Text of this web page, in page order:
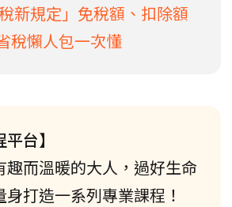
稅新規定」免稅額、扣除額
稅懶人包一次懂
台】
趣而溫暖的大人，過好生命
打造一系列專業課程！